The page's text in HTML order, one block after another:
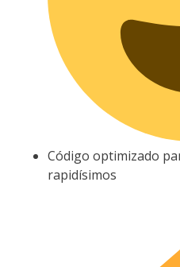
Código optimizado
rapidísimos